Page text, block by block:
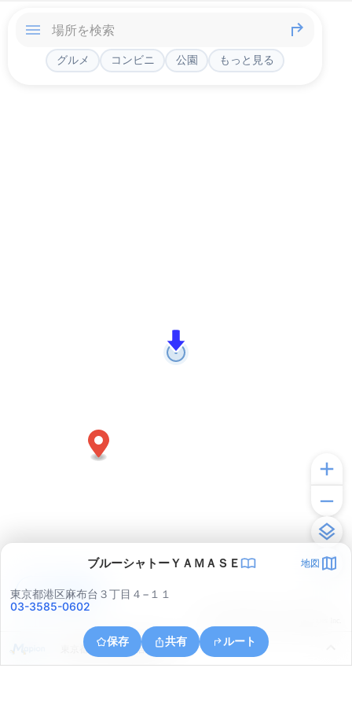
グルメ コンビニ 公園 もっと見る
ブルーシャトーＹＡＭＡＳＥ 地図
東京都港区麻布台３丁目４−１１
03-3585-0602
保存 共有 ルート
東京都千代田区皇居外苑１
アプリで見る